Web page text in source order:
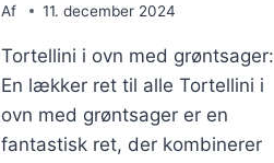
Af 11. december 2024
Tortellini i ovn med grøntsager:
En lækker ret til alle Tortellini i
ovn med grøntsager er en
fantastisk ret, der kombinerer